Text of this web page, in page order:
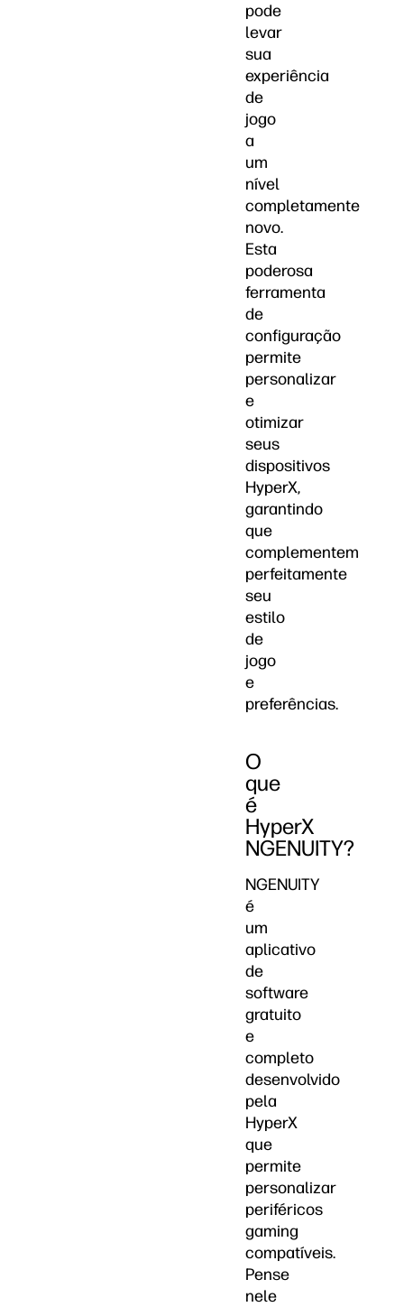
pode
levar
sua
experiência
de
jogo
a
um
nível
completamente
novo.
Esta
poderosa
ferramenta
de
configuração
permite
personalizar
e
otimizar
seus
dispositivos
HyperX,
garantindo
que
complementem
perfeitamente
seu
estilo
de
jogo
e
preferências.
O
que
é
HyperX
NGENUITY?
NGENUITY
é
um
aplicativo
de
software
gratuito
e
completo
desenvolvido
pela
HyperX
que
permite
personalizar
periféricos
gaming
compatíveis.
Pense
nele